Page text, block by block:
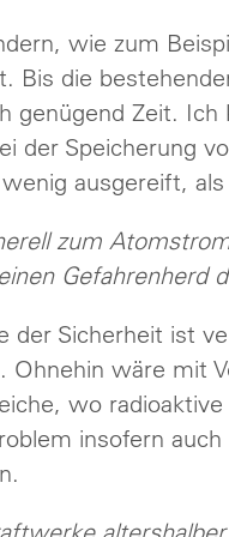
wie zum
Bis die
genügend Zeit.
der Speicherung
ausgereift,
zum
Gefahrenherd
der Sicherheit ist
Ohnehin wäre mit
wo
insofern